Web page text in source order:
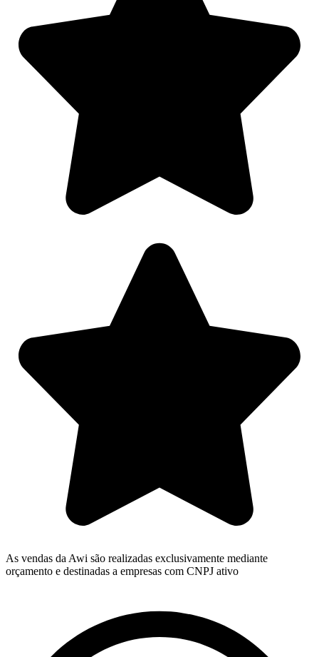
As vendas da Awi são realizadas exclusivamente mediante
orçamento e destinadas a empresas com CNPJ ativo